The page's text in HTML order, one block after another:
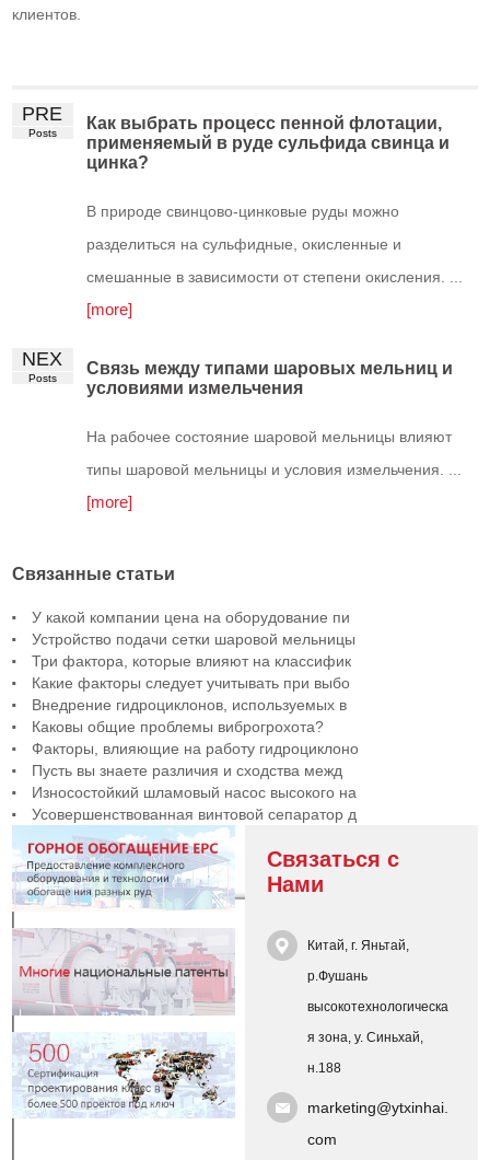
клиентов.
PRE
Posts
Как выбрать процесс пенной флотации,
применяемый в руде сульфида свинца и
цинка?
В природе свинцово-цинковые руды можно
разделиться на сульфидные, окисленные и
смешанные в зависимости от степени окисления. ...
[more]
NEX
Posts
Связь между типами шаровых мельниц и
условиями измельчения
На рабочее состояние шаровой мельницы влияют
типы шаровой мельницы и условия измельчения. ...
[more]
Связанные статьи
У какой компании цена на оборудование пи
Устройство подачи сетки шаровой мельницы
Три фактора, которые влияют на классифик
Какие факторы следует учитывать при выбо
Внедрение гидроциклонов, используемых в
Каковы общие проблемы виброгрохота?
Факторы, влияющие на работу гидроциклоно
Пусть вы знаете различия и сходства межд
Износостойкий шламовый насос высокого на
Усовершенствованная винтовой сепаратор д
Связаться с
Нами
Китай, г. Яньтай,
р.Фушань
высокотехнологическа
я зона, у. Синьхай,
н.188
marketing@ytxinhai.
com